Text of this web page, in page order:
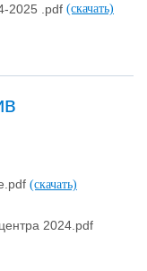
2025 .pdf (скачать)
(скачать)
2024.pdf